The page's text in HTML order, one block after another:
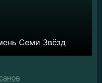
Семи Звёзд